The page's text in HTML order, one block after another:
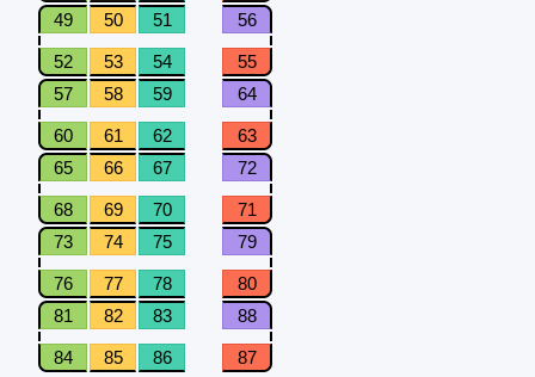
49
50 51 56
52 53 54
55
57
58 59 64
60 61 62
63
65
66 67 72
68 69 70
71
73
74 75 79
76 77 78
80
81
82 83 88
84 85 86 87